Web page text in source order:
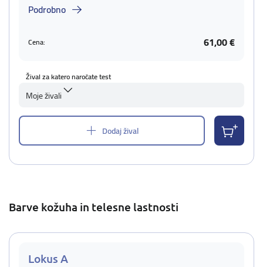
Podrobno
Cena: 61,00 €
Žival za katero naročate test
Moje živali
Dodaj žival
Barve kožuha in telesne lastnosti
Lokus A